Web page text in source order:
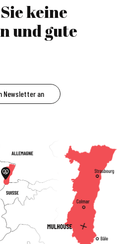
keine
und gute
Newsletter an